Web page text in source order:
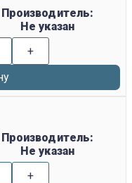
Производитель:
Не указан
+
Производитель:
Не указан
+